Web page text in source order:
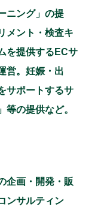
ニング」の提
メント・検査キ
を提供するECサ
営。妊娠・出
サポートするサ
等の提供など。
企画・開発・販
ンサルティン